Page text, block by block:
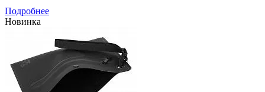
Подробнее
Новинка